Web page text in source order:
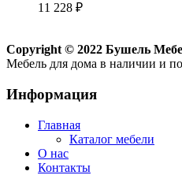
11 228 ₽
Copyright © 2022 Бушель
Мебель для дома в наличии и
Информация
Главная
Каталог мебели
О нас
Контакты